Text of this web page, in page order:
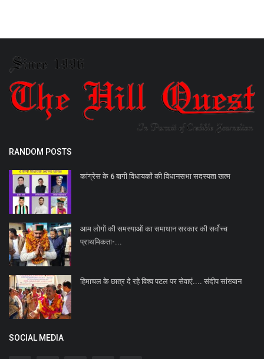
RANDOM POSTS
कांग्रेस के 6 बागी विधायकों की विधानसभा सदस्यता खत्म
आम लोगों की समस्याओं का समाधान सरकार की सर्वोच्च
प्राथमिकता-...
हिमाचल के छात्र दे रहे विश्व पटल पर सेवाएं.... संदीप सांख्यान
SOCIAL MEDIA